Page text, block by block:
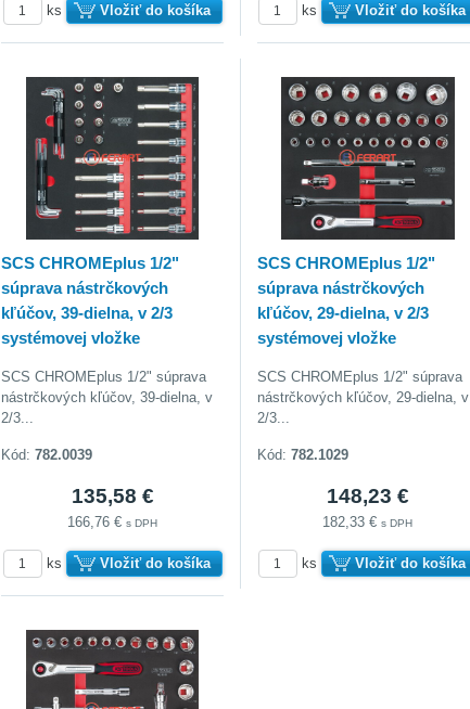
ks Vložiť do košíka ks Vložiť do košíka
SCS CHROMEplus 1/2"
súprava nástrčkových
kľúčov, 39-dielna, v 2/3
systémovej vložke
SCS CHROMEplus 1/2" súprava
nástrčkových kľúčov, 39-dielna, v
2/3...
Kód:782.0039
135,58 €
166,76 €s DPH
ks Vložiť do košíka
SCS CHROMEplus 1/2"
súprava nástrčkových
kľúčov, 29-dielna, v 2/3
systémovej vložke
SCS CHROMEplus 1/2" súprava
nástrčkových kľúčov, 29-dielna, v
2/3...
Kód: 782.1029
148,23 €
182,33 €s DPH
ks Vložiť do košíka